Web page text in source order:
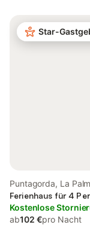
Star-
Puntagorda, La
Ferienhaus für 4
Kostenlose
ab102 €pro Nacht